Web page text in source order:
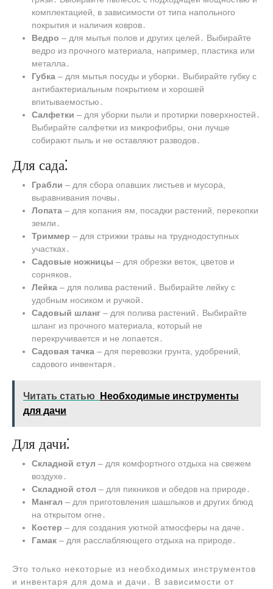
комплектацией, в зависимости от типа напольного
покрытия и наличия ковров․
Ведро – для мытья полов и других целей․ Выбирайте
ведро из прочного материала, например, пластика или
металла․
Губка – для мытья посуды и уборки․ Выбирайте губку с
антибактериальным покрытием и хорошей
впитываемостью․
Салфетки – для уборки пыли и протирки поверхностей․
Выбирайте салфетки из микрофибры, они лучше
собирают пыль и не оставляют разводов․
Для сада⁚
Грабли – для сбора опавших листьев и мусора,
выравнивания почвы․
Лопата – для копания ям, посадки растений, перекопки
земли․
Триммер – для стрижки травы на труднодоступных
участках․
Садовые ножницы – для обрезки веток, цветов и
сорняков․
Лейка – для полива растений․ Выбирайте лейку с
удобным носиком и ручкой․
Садовый шланг – для полива растений․ Выбирайте
шланг из прочного материала, который не
перекручивается и не лопается․
Садовая тачка – для перевозки грунта, удобрений,
садового инвентаря․
Читать статью
Необходимые инструменты
для дачи
Для дачи⁚
Складной стул – для комфортного отдыха на свежем
воздухе․
Складной стол – для пикников и обедов на природе․
Мангал – для приготовления шашлыков и других блюд
на открытом огне․
Костер – для создания уютной атмосферы на даче․
Гамак – для расслабляющего отдыха на природе․
Это только некоторые из необходимых инструментов
и инвентаря для дома и дачи․ В зависимости от